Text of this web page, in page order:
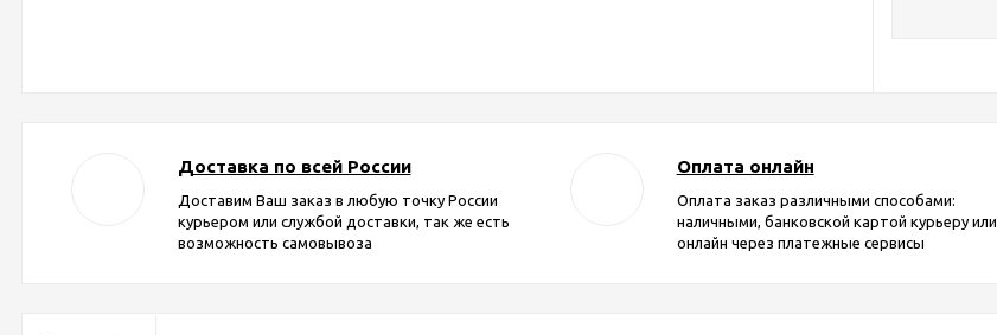
Доставка по всей России
Доставим Ваш заказ в любую точку России
курьером или службой доставки, так же есть
возможность самовывоза
Оплата онлайн
Оплата заказ различными способами:
наличными, банковской картой курьеру или
онлайн через платежные сервисы